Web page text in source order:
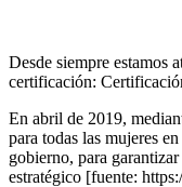
Desde siempre estamos
certificación:
En abril de 2019,
para todas las mujeres
gobierno, para
estratégico [fuente: